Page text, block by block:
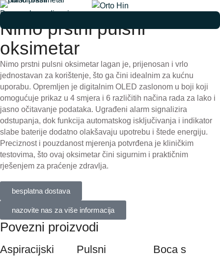
Pomagala za disanje
Nimo prstni pulsni
oksimetar
Nimo prstni pulsni oksimetar lagan je, prijenosan i vrlo
jednostavan za korištenje, što ga čini idealnim za kućnu
uporabu. Opremljen je digitalnim OLED zaslonom u boji koji
omogućuje prikaz u 4 smjera i 6 različitih načina rada za lako i
jasno očitavanje podataka. Ugrađeni alarm signalizira
odstupanja, dok funkcija automatskog isključivanja i indikator
slabe baterije dodatno olakšavaju upotrebu i štede energiju.
Preciznost i pouzdanost mjerenja potvrđena je kliničkim
testovima, što ovaj oksimetar čini sigurnim i praktičnim
rješenjem za praćenje zdravlja.
besplatna dostava
nazovite nas za više informacija
Povezni proizvodi
Aspiracijski
Pulsni
Boca s